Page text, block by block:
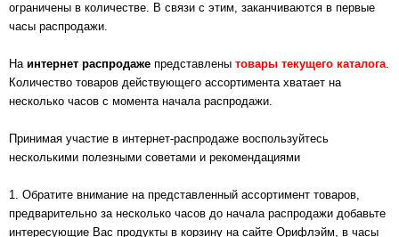
ограничены в количестве. В связи с этим, заканчиваются в первые
часы распродажи.
На интернет распродаже представлены товары текущего каталога.
Количество товаров действующего ассортимента хватает на
несколько часов с момента начала распродажи.
Принимая участие в интернет-распродаже воспользуйтесь
несколькими полезными советами и рекомендациями
1. Обратите внимание на представленный ассортимент товаров,
предварительно за несколько часов до начала распродажи добавьте
интересующие Вас продукты в корзину на сайте Орифлэйм, в часы